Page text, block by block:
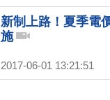
新制上路！夏季電
施
2017-06-01 13:21:51